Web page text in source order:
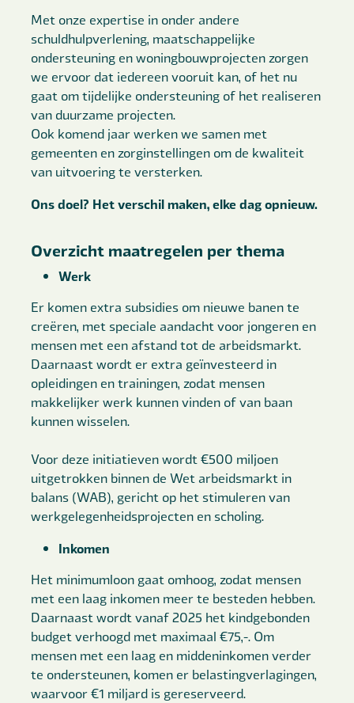
Met onze expertise in onder andere
schuldhulpverlening, maatschappelijke
ondersteuning en woningbouwprojecten zorgen
we ervoor dat iedereen vooruit kan, of het nu
gaat om tijdelijke ondersteuning of het realiseren
van duurzame projecten.
Ook komend jaar werken we samen met
gemeenten en zorginstellingen om de kwaliteit
van uitvoering te versterken.
Ons doel? Het verschil maken, elke dag opnieuw.
Overzicht maatregelen per thema
Werk
Er komen extra subsidies om nieuwe banen te
creëren, met speciale aandacht voor jongeren en
mensen met een afstand tot de arbeidsmarkt.
Daarnaast wordt er extra geïnvesteerd in
opleidingen en trainingen, zodat mensen
makkelijker werk kunnen vinden of van baan
kunnen wisselen.
Voor deze initiatieven wordt €500 miljoen
uitgetrokken binnen de Wet arbeidsmarkt in
balans (WAB), gericht op het stimuleren van
werkgelegenheidsprojecten en scholing.
Inkomen
Het minimumloon gaat omhoog, zodat mensen
met een laag inkomen meer te besteden hebben.
Daarnaast wordt vanaf 2025 het kindgebonden
budget verhoogd met maximaal €75,-. Om
mensen met een laag en middeninkomen verder
te ondersteunen, komen er belastingverlagingen,
waarvoor €1 miljard is gereserveerd.